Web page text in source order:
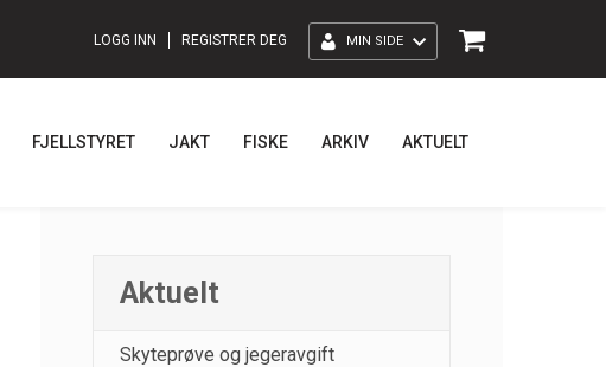
LOGG INN REGISTRER DEG MIN SIDE
FJELLSTYRET JAKT FISKE ARKIV AKTUELT
Aktuelt
Skyteprøve og jegeravgift